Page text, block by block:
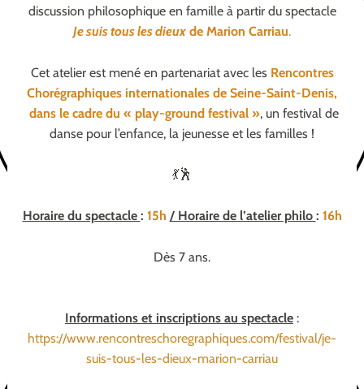
discussion philosophique en famille à partir du spectacle
Je suis tous les dieux de Marion Carriau.
Cet atelier est mené en partenariat avec les Rencontres
Chorégraphiques internationales de Seine-Saint-Denis,
dans le cadre du « play-ground festival », un festival de
danse pour l’enfance, la jeunesse et les familles !
💃🕺
Horaire du spectacle : 15h / Horaire de l’atelier philo : 16h
Dès 7 ans.
Informations et inscriptions au spectacle :
https://www.rencontreschoregraphiques.com/festival/je-
suis-tous-les-dieux-marion-carriau